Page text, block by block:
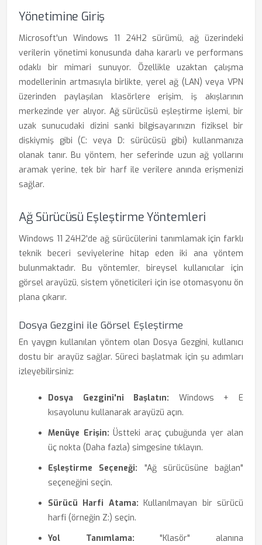
Yönetimine Giriş
Microsoft'un Windows 11 24H2 sürümü, ağ üzerindeki
verilerin yönetimi konusunda daha kararlı ve performans
odaklı bir mimari sunuyor. Özellikle uzaktan çalışma
modellerinin artmasıyla birlikte, yerel ağ (LAN) veya VPN
üzerinden paylaşılan klasörlere erişim, iş akışlarının
merkezinde yer alıyor. Ağ sürücüsü eşleştirme işlemi, bir
uzak sunucudaki dizini sanki bilgisayarınızın fiziksel bir
diskiymiş gibi (C: veya D: sürücüsü gibi) kullanmanıza
olanak tanır. Bu yöntem, her seferinde uzun ağ yollarını
aramak yerine, tek bir harf ile verilere anında erişmenizi
sağlar.
Ağ Sürücüsü Eşleştirme Yöntemleri
Windows 11 24H2'de ağ sürücülerini tanımlamak için farklı
teknik beceri seviyelerine hitap eden iki ana yöntem
bulunmaktadır. Bu yöntemler, bireysel kullanıcılar için
görsel arayüzü, sistem yöneticileri için ise otomasyonu ön
plana çıkarır.
Dosya Gezgini ile Görsel Eşleştirme
En yaygın kullanılan yöntem olan Dosya Gezgini, kullanıcı
dostu bir arayüz sağlar. Süreci başlatmak için şu adımları
izleyebilirsiniz:
Dosya Gezgini'ni Başlatın: Windows + E
kısayolunu kullanarak arayüzü açın.
Menüye Erişin: Üstteki araç çubuğunda yer alan
üç nokta (Daha fazla) simgesine tıklayın.
Eşleştirme Seçeneği: "Ağ sürücüsüne bağlan"
seçeneğini seçin.
Sürücü Harfi Atama: Kullanılmayan bir sürücü
harfi (örneğin Z:) seçin.
Yol Tanımlama: "Klasör" alanına